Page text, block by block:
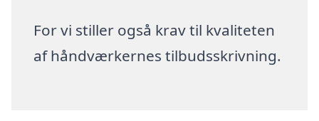
For vi stiller også krav til kvaliteten
af håndværkernes tilbudsskrivning.